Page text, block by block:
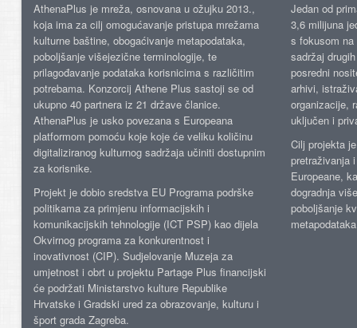
AthenaPlus je mreža, osnovana u ožujku 2013.,
koja ima za cilj omogućavanje pristupa mrežama
kulturne baštine, obogaćivanje metapodataka,
poboljšanje višejezične terminologije, te
prilagođavanje podataka korisnicima s različitim
potrebama. Konzorcij Athene Plus sastoji se od
ukupno 40 partnera iz 21 države članice.
AthenaPlus je usko povezana s Europeana
platformom pomoću koje koje će veliku količinu
digitaliziranog kulturnog sadržaja učiniti dostupnim
za korisnike.
Projekt je dobio sredstva EU Programa podrške
politikama za primjenu informacijskih i
komunikacijskih tehnologije (ICT PSP) kao dijela
Okvirnog programa za konkurentnost i
inovativnost (CIP). Sudjelovanje Muzeja za
umjetnost i obrt u projektu Partage Plus financijski
će podržati Ministarstvo kulture Republike
Hrvatske i Gradski ured za obrazovanje, kulturu i
šport grada Zagreba.
Jedan od
3,6 milijuna
s fokusom
sadržaj
posredni
arhivi,
organizacije,
uključen i
Cilj projekta
pretraživanja
Europeane,
dogradnja
poboljšanje